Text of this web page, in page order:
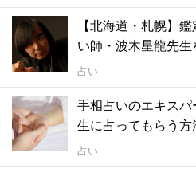
【北海道・札幌】
い師・波木星龍先生
占い
手相占いのエキス
生に占ってもらう方
占い